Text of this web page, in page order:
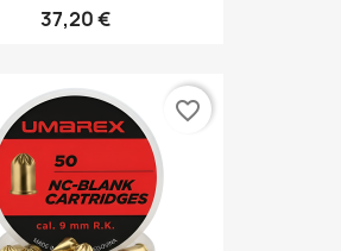
37,20 €
favorite_border